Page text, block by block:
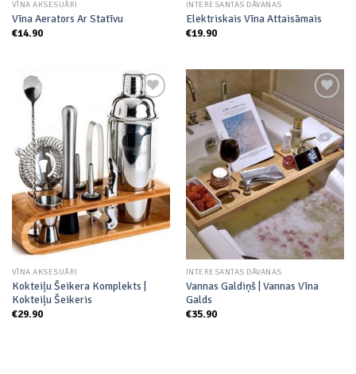
VĪNA AKSESUĀRI
Vīna Aerators Ar Statīvu
€14.90
INTERESANTAS DĀVANAS
Elektriskais Vīna Attaisāmais
€19.90
Add to
wishlist
VĪNA AKSESUĀRI
Kokteiļu Šeikera Komplekts |
Kokteiļu Šeikeris
€29.90
Add to
wishlist
INTERESANTAS DĀVANAS
Vannas Galdiņš | Vannas Vīna
Galds
€35.90